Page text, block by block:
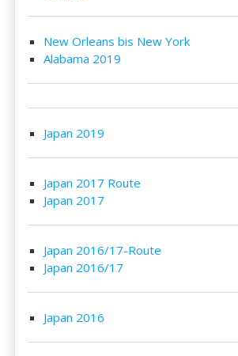
New Orleans bis New York
Alabama 2019
Japan 2019
Japan 2017 Route
Japan 2017
Japan 2016/17-Route
Japan 2016/17
Japan 2016